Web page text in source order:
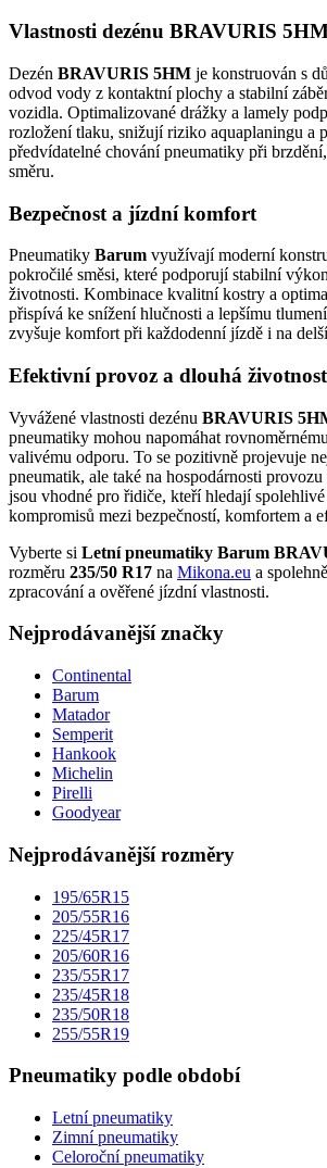
Vlastnosti dezénu BRAVURIS
Dezén BRAVURIS 5HM je konstruován s
odvod vody z kontaktní plochy a stabilní
vozidla. Optimalizované drážky a lamely
rozložení tlaku, snižují riziko aquaplaningu a
předvídatelné chování pneumatiky při
směru.
Bezpečnost a jízdní komfort
Pneumatiky Barum využívají moderní
pokročilé směsi, které podporují stabilní
životnosti. Kombinace kvalitní kostry a
přispívá ke snížení hlučnosti a lepšímu
zvyšuje komfort při každodenní jízdě i na
Efektivní provoz a dlouhá životnost
Vyvážené vlastnosti dezénu BRAVURIS
pneumatiky mohou napomáhat
valivému odporu. To se pozitivně projevuje
pneumatik, ale také na hospodárnosti
jsou vhodné pro řidiče, kteří hledají spolehlivé
kompromisů mezi bezpečností, komfortem a
Vyberte si Letní pneumatiky Barum
rozměru 235/50 R17 na Mikona.eu a
zpracování a ověřené jízdní vlastnosti.
Nejprodávanější značky
Continental
Barum
Matador
Semperit
Hankook
Michelin
Pirelli
Goodyear
Nejprodávanější rozměry
195/65R15
205/55R16
225/45R17
205/60R16
235/55R17
235/45R18
235/50R18
255/55R19
Pneumatiky podle období
Letní pneumatiky
Zimní pneumatiky
Celoroční pneumatiky